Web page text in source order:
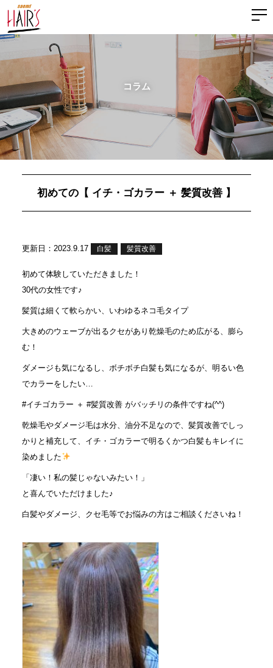
コラム
初めての【 イチ・ゴカラー ＋ 髪質改善 】
更新日：2023.9.17 白髪 髪質改善
初めて体験していただきました！
30代の女性です♪
髪質は細くて軟らかい、いわゆるネコ毛タイプ
大きめのウェーブが出るクセがあり乾燥毛のため広がる、膨ら
む！
ダメージも気になるし、ボチボチ白髪も気になるが、明るい色
でカラーをしたい…
#イチゴカラー ＋ #髪質改善 がバッチリの条件ですね(^^)
乾燥毛やダメージ毛は水分、油分不足なので、髪質改善でしっ
かりと補充して、イチ・ゴカラーで明るくかつ白髪もキレイに
染めました
「凄い！私の髪じゃないみたい！」
と喜んでいただけました♪
白髪やダメージ、クセ毛等でお悩みの方はご相談くださいね！